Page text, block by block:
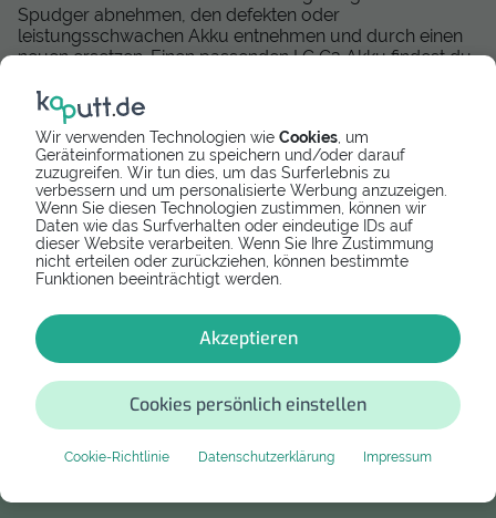
Wir verwenden Technologien wie Cookies , um
Geräteinformationen zu speichern und/oder darauf
zuzugreifen. Wir tun dies, um das Surferlebnis zu
verbessern und um personalisierte Werbung anzuzeigen.
Wenn Sie diesen Technologien zustimmen, können wir
Daten wie das Surfverhalten oder eindeutige IDs auf
dieser Website verarbeiten. Wenn Sie Ihre Zustimmung
nicht erteilen oder zurückziehen, können bestimmte
Funktionen beeinträchtigt werden.
Akzeptieren
Cookies persönlich einstellen
Cookie-Richtlinie Datenschutzerklärung Impressum
Spudger abnehmen, den defekten oder
leistungsschwachen Akku entnehmen und durch einen
neuen ersetzen. Einen passenden LG G3 Akku findest du
Bewertung
Diese Anleitung hat noch keine Bewertung.
Falls dir das Tutorial bei der Reparatur geholfen
hat, teile deine Erfahrung. Das hilft anderen